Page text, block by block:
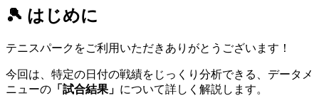
🎾 はじめに
テニスパークをご利用いただきありがとうございます！
今回は、特定の日付の戦績をじっくり分析できる、データメ
ニューの 「試合結果」 について詳しく解説します。